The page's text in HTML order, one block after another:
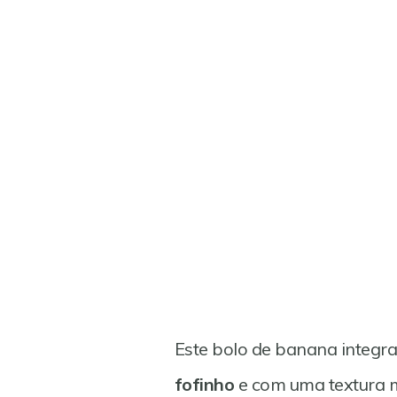
Este bolo de banana
fofinho e com uma textura